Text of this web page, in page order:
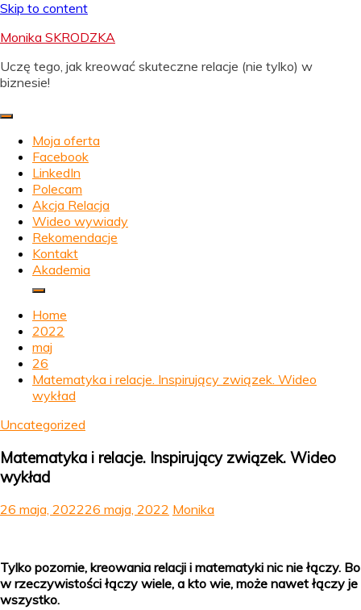
Skip to content
Monika SKRODZKA
Uczę tego, jak kreować skuteczne relacje (nie tylko) w
biznesie!
Moja oferta
Facebook
LinkedIn
Polecam
Akcja Relacja
Wideo wywiady
Rekomendacje
Kontakt
Akademia
Home
2022
maj
26
Matematyka i relacje. Inspirujący związek. Wideo
wykład
Uncategorized
Matematyka i relacje. Inspirujący związek. Wideo
wykład
26 maja, 202226 maja, 2022 Monika
Tylko pozornie, kreowania relacji i matematyki nic nie łączy. Bo
w rzeczywistości łączy wiele, a kto wie, może nawet łączy je
wszystko.